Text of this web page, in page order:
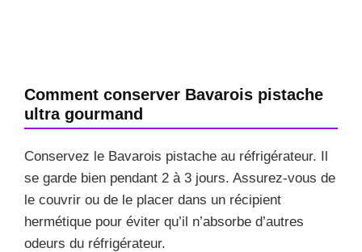
Comment conserver Bavarois pistache
ultra gourmand
Conservez le Bavarois pistache au réfrigérateur. Il
se garde bien pendant 2 à 3 jours. Assurez-vous de
le couvrir ou de le placer dans un récipient
hermétique pour éviter qu’il n’absorbe d’autres
odeurs du réfrigérateur.